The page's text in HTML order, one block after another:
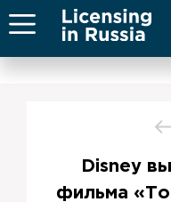
Disney
фильма